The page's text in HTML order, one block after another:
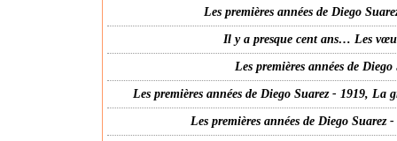
Les premières années de Diego
Il y a presque cent ans… Les
Les premières années de
Les premières années de Diego Suarez - 1919,
Les premières années de Diego